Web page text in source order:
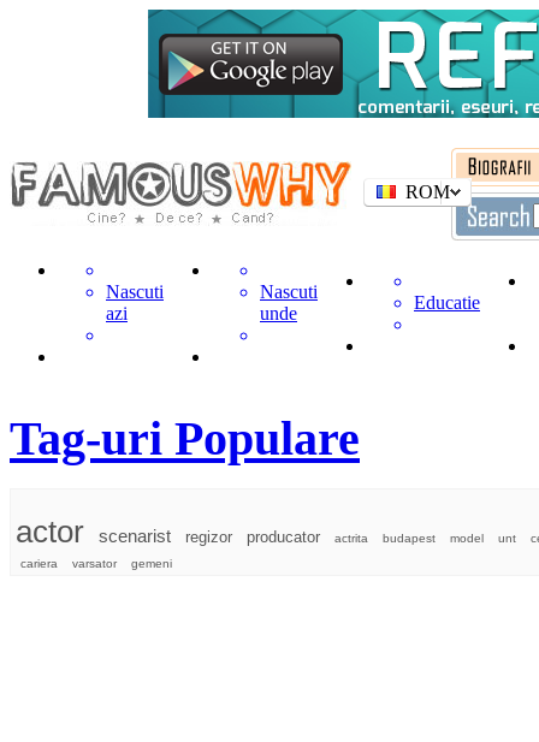
ROM
Nascuti
azi
Nascuti
unde
Educatie
Tag-uri Populare
actor scenarist regizor producator actrita budapest model unt
cariera
varsator gemeni